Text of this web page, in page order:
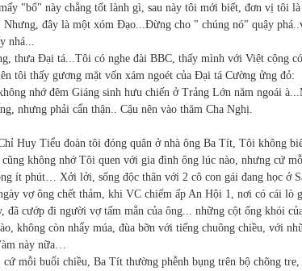
"bố" này chẳng tốt lành gì, sau này tôi mới biết, đơn vị tôi
đây là một xóm Đạo...Đừng cho " chúng nó" quậy
nhá...
thưa Đại tá...Tôi có nghe đài BBC, thấy mình với Việt cộng có
tôi thấy gương mặt vốn xám ngoét của Đại tá Cường ửng đỏ:
nhớ đêm Giáng sinh hưu chiến ở Trảng Lớn năm ngoái
nhưng phải cẩn thận.. Cậu nên vào thăm Cha Nghị.
Huy Tiểu đoàn tôi đóng quân ở nhà ông Ba Tít, Tôi không
không nhớ Tôi quen với gia đình ông lúc nào, nhưng cứ
ít phút… Xởi lởi, sống độc thân với 2 cô con gái đang học ở
vợ ông chết thảm, khi VC chiếm ấp An Hội 1, nơi có cái lò
đã cướp đi người vợ tấm mẳn của ông... những cột ống khói
không còn nhẩy múa, đùa bỡn với tiếng chuông chiều, với
này nữa…
mỗi buổi chiều, Ba Tít thường phễnh bụng trên bộ chõng